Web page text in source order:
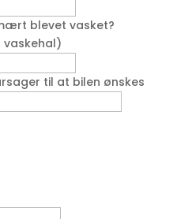
blevet vasket?
vaskehal)
til at bilen ønskes